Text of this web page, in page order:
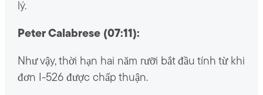
lý.
Peter Calabrese (07:11):
Như vậy, thời hạn hai năm rưỡi bắt đầu tính từ khi
đơn I-526 được chấp thuận.